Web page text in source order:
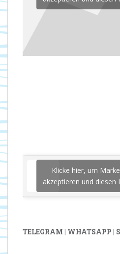
Klicke hier, um
akzeptieren und diesen
TELEGRAM | WHATSAPP |